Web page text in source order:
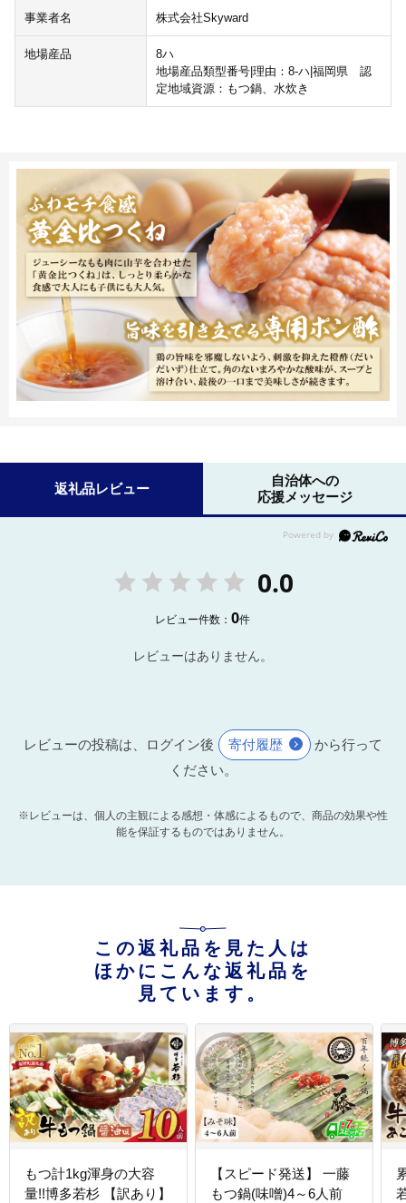
事業者名 株式会社Skyward
地場産品
8ハ
地場産品類型番号|理由：8-ハ|福岡県 認
定地域資源：もつ鍋、水炊き
返礼品レビュー
自治体への
応援メッセージ
0.0
レビュー件数：0件
レビューはありません。
レビューの投稿は、ログイン後 寄付履歴
から行って
ください。
※レビューは、個人の主観による感想・体感によるもので、商品の効果や性
能を保証するものではありません。
この返礼品を見た人は
ほかにこんな返礼品を
見ています。
もつ計1kg渾身の大容
量!!博多若杉 【訳あり】
【スピード発送】 一藤
もつ鍋(味噌)4～6人前